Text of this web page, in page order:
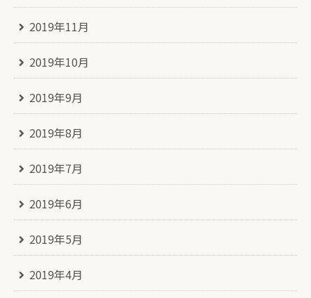
2019年11月
2019年10月
2019年9月
2019年8月
2019年7月
2019年6月
2019年5月
2019年4月